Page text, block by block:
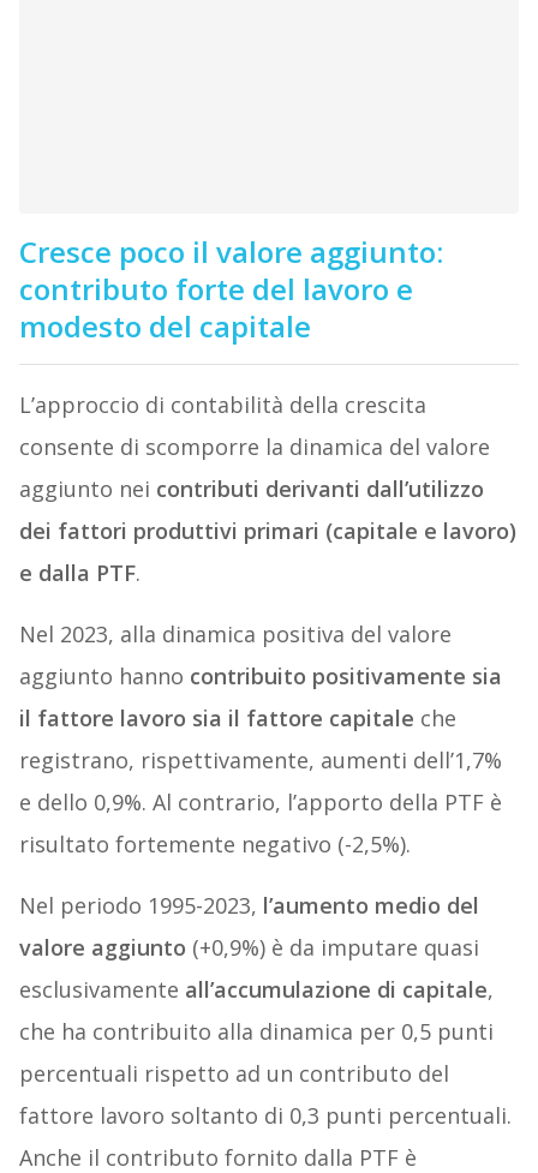
Cresce poco il valore aggiunto:
contributo forte del lavoro e
modesto del capitale
L’approccio di contabilità della crescita
consente di scomporre la dinamica del valore
aggiunto nei contributi derivanti dall’utilizzo
dei fattori produttivi primari (capitale e lavoro)
e dalla PTF.
Nel 2023, alla dinamica positiva del valore
aggiunto hanno contribuito positivamente sia
il fattore lavoro sia il fattore capitale che
registrano, rispettivamente, aumenti dell’1,7%
e dello 0,9%. Al contrario, l’apporto della PTF è
risultato fortemente negativo (-2,5%).
Nel periodo 1995-2023, l’aumento medio del
valore aggiunto (+0,9%) è da imputare quasi
esclusivamente all’accumulazione di capitale,
che ha contribuito alla dinamica per 0,5 punti
percentuali rispetto ad un contributo del
fattore lavoro soltanto di 0,3 punti percentuali.
Anche il contributo fornito dalla PTF è